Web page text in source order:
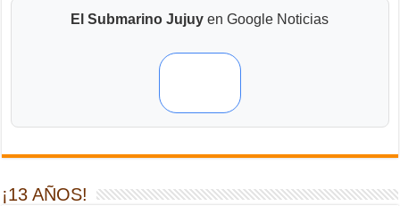
El Submarino Jujuy en Google Noticias
¡13 AÑOS!